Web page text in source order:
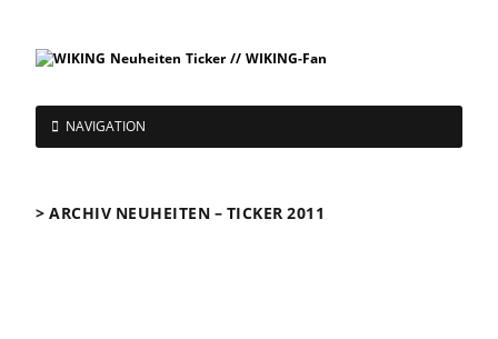
NAVIGATION
> ARCHIV NEUHEITEN – TICKER 2011